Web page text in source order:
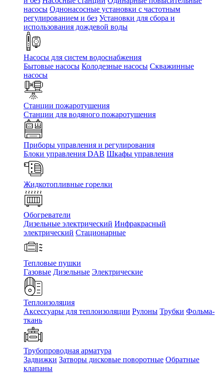
насосы Однонасосные установки с частотным
регулированием и без Установки для сбора и
использования дождевой воды
Насосы для систем водоснабжения
Бытовые насосы Колодезные насосы Скважинные
насосы
Станции пожаротушения
Станции для водяного пожаротушения
Приборы управления и регулирования
Блоки управления DAB Шкафы управления
Жидкотопливные горелки
Обогреватели
Дизельные электрический Инфракрасный
электрический Стационарные
Тепловые пушки
Газовые Дизельные Электрические
Теплоизоляция
Аксессуары для теплоизоляции Рулоны Трубки Фольма-
ткань
Трубопроводная арматура
Задвижки Затворы дисковые поворотные Обратные
клапаны